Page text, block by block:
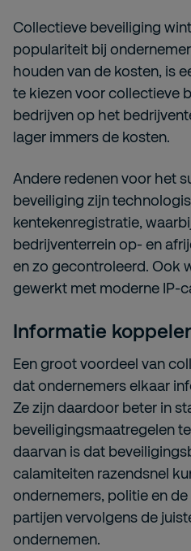
Collectieve beveiliging
populariteit bij
houden van de kosten, is
te kiezen voor collectieve
bedrijven op het
lager immers de kosten.
Andere redenen voor het
beveiliging zijn
kentekenregistratie,
bedrijventerrein op- en
en zo gecontroleerd. Ook
gewerkt met moderne IP-
Informatie
Een groot voordeel van
dat ondernemers elkaar
Ze zijn daardoor beter in
beveiligingsmaatregelen
daarvan is dat
calamiteiten razendsnel
ondernemers, politie en
partijen vervolgens de
ondernemen.